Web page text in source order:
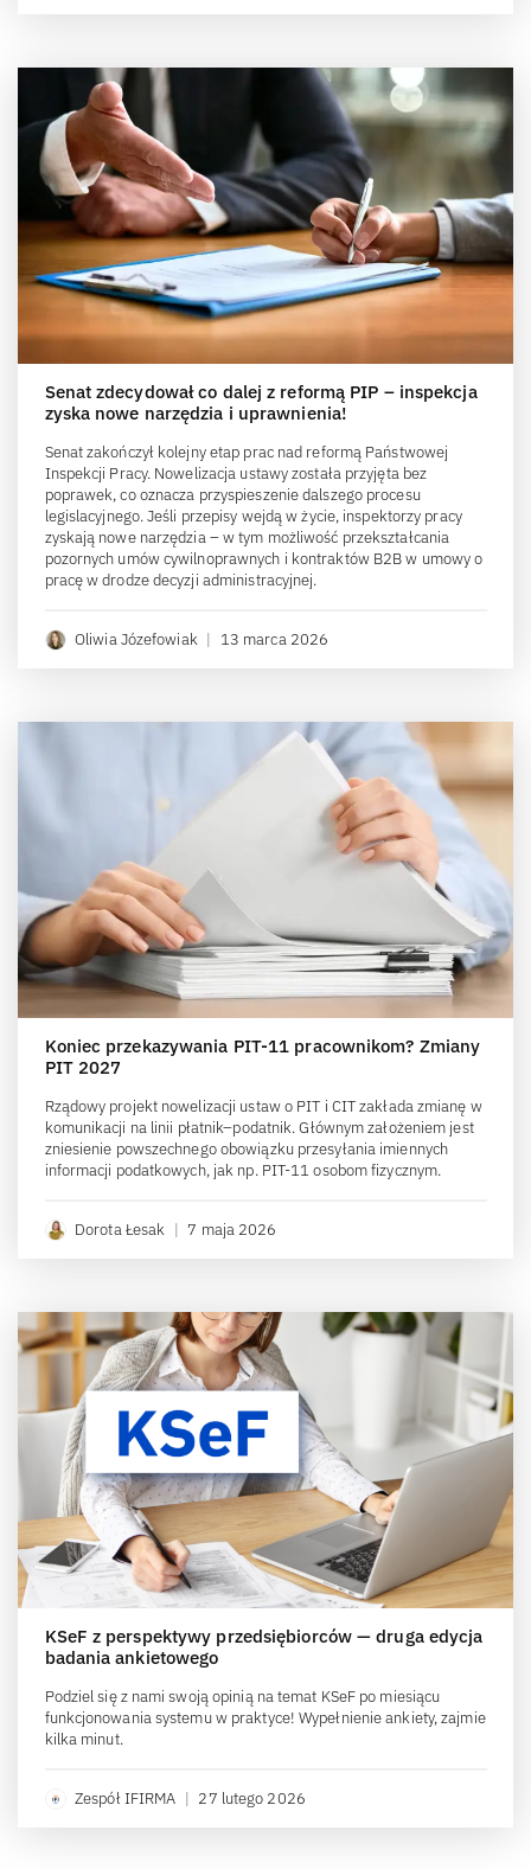
Senat zdecydował co dalej z reformą PIP – inspekcja
zyska nowe narzędzia i uprawnienia!
Senat zakończył kolejny etap prac nad reformą Państwowej
Inspekcji Pracy. Nowelizacja ustawy została przyjęta bez
poprawek, co oznacza przyspieszenie dalszego procesu
legislacyjnego. Jeśli przepisy wejdą w życie, inspektorzy pracy
zyskają nowe narzędzia – w tym możliwość przekształcania
pozornych umów cywilnoprawnych i kontraktów B2B w umowy o
pracę w drodze decyzji administracyjnej.
Oliwia Józefowiak | 13 marca 2026
Koniec przekazywania PIT-11 pracownikom? Zmiany
PIT 2027
Rządowy projekt nowelizacji ustaw o PIT i CIT zakłada zmianę w
komunikacji na linii płatnik–podatnik. Głównym założeniem jest
zniesienie powszechnego obowiązku przesyłania imiennych
informacji podatkowych, jak np. PIT-11 osobom fizycznym.
Dorota Łesak | 7 maja 2026
KSeF z perspektywy przedsiębiorców — druga edycja
badania ankietowego
Podziel się z nami swoją opinią na temat KSeF po miesiącu
funkcjonowania systemu w praktyce! Wypełnienie ankiety, zajmie
kilka minut.
Zespół IFIRMA | 27 lutego 2026